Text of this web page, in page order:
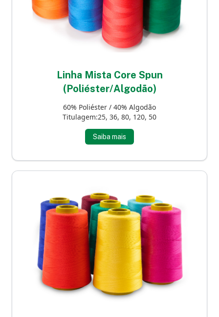
Linha Mista Core Spun
(Poliéster/Algodão)
60% Poliéster / 40% Algodão
Titulagem:25, 36, 80, 120, 50
Saiba mais